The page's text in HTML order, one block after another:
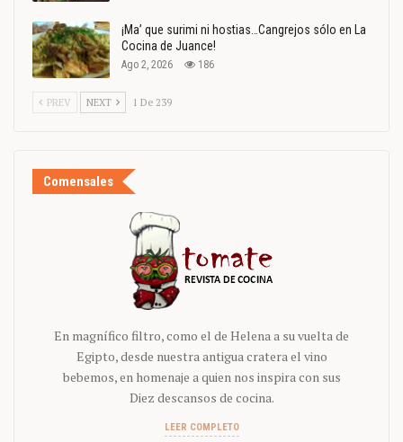
¡Ma’ que surimi ni hostias…Cangrejos sólo en La
Cocina de Juance!
Ago 2, 2026 186
PREV NEXT 1 De 239
Comensales
En magnífico filtro, como el de Helena a su vuelta de
Egipto, desde nuestra antigua cratera el vino
bebemos, en homenaje a quien nos inspira con sus
Diez descansos de cocina.
LEER COMPLETO